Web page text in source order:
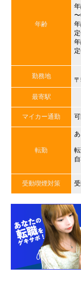
年齢
勤務地
最寄駅
マイカー通勤
転勤
受動喫煙対策